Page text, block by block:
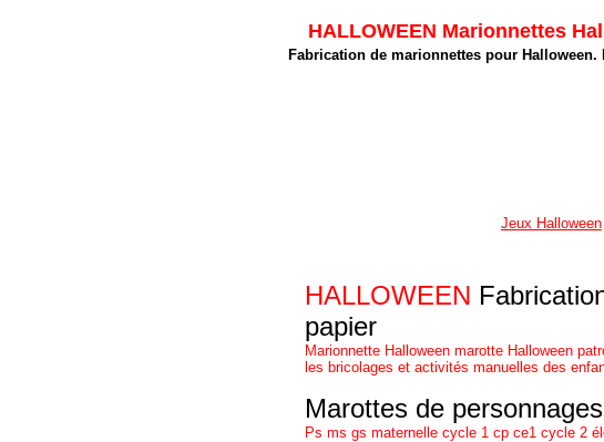
HALLOWEEN Marionnettes
Fabrication de marionnettes pour
Jeux Halloween
HALLOWEEN
papier
Marionnette Halloween marotte Halloween
les bricolages et activités manuelles des
Marottes de
Ps ms gs maternelle cycle 1 cp ce1 cycle 2